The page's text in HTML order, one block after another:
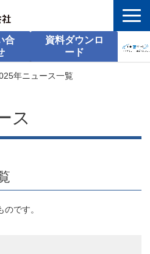
合
資料ダウンロ
ード
HOME
サービス
社情報
ート情報
年ニュース一覧
ス
です。